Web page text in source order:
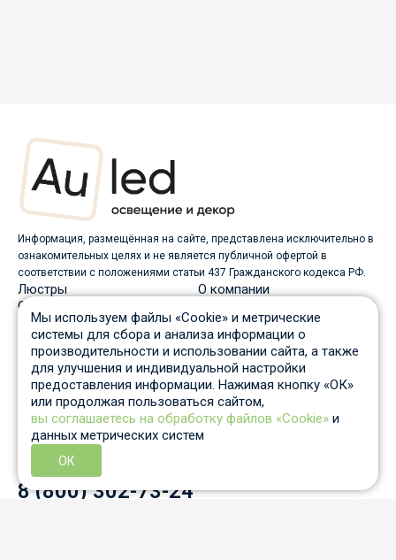
Информация, размещённая на сайте, представлена исключительно в
ознакомительных целях и не является публичной офертой в
соответствии с положениями статьи 437 Гражданского кодекса РФ.
Люстры
О компании
Светильники
Бра
Оплата
Торшеры
Скидки
Споты
Вопрос-ответ
Настольные лампы
Гарантия и возврат
Уличные светильники
Статьи
Трековые системы
Отзывы
Пн-Пт: c 10 до 19 по Москве
Отдел продаж
8 931 210-53-05
Контактный телефон
8 (800) 302-73-24
Мы используем файлы «Cookie» и метрические
системы для сбора и анализа информации о
производительности и использовании сайта, а также
для улучшения и индивидуальной настройки
предоставления информации. Нажимая кнопку «ОК»
или продолжая пользоваться сайтом,
вы соглашаетесь на обработку файлов «Cookie» и
данных метрических систем
ОК